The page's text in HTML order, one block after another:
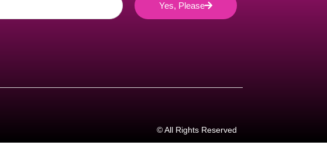
Yes, Please
© All Rights Reserved